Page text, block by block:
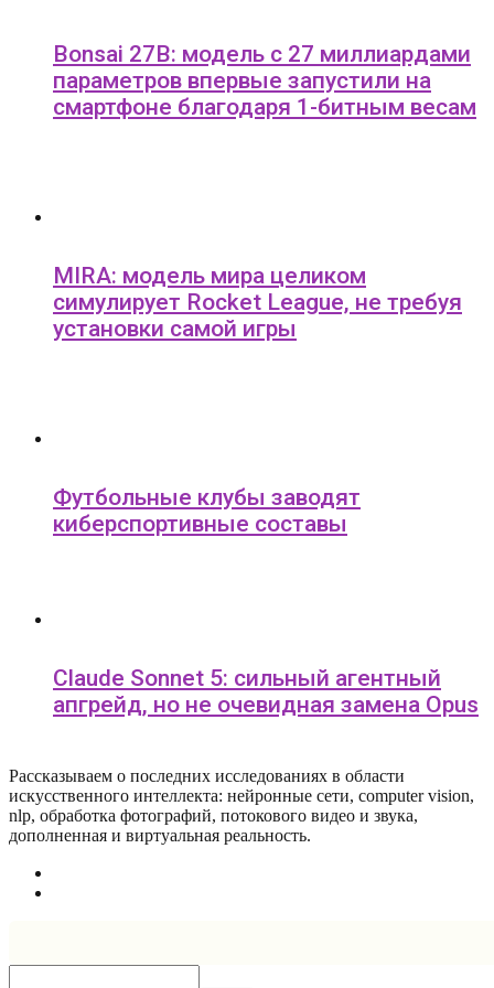
Bonsai 27B: модель с 27 миллиардами
параметров впервые запустили на
смартфоне благодаря 1-битным весам
MIRA: модель мира целиком
симулирует Rocket League, не требуя
установки самой игры
Футбольные клубы заводят
киберспортивные составы
Claude Sonnet 5: сильный агентный
апгрейд, но не очевидная замена Opus
Рассказываем о последних исследованиях в области
искусcтвенного интеллекта: нейронные сети, computer vision,
nlp, обработка фотографий, потокового видео и звука,
дополненная и виртуальная реальность.